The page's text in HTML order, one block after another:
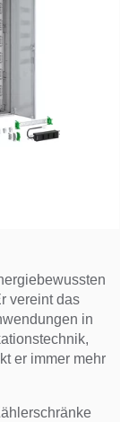
vereint das
in
er immer mehr